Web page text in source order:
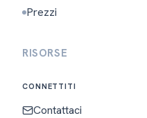
Prezzi
RISORSE
CONNETTITI
Contattaci